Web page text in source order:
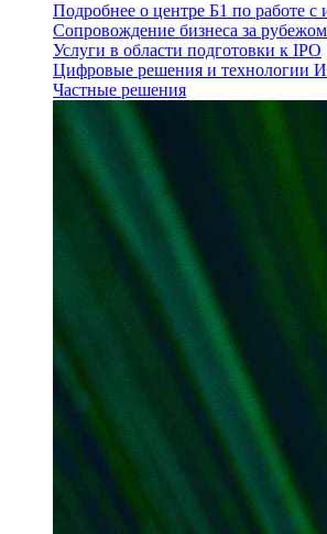
Подробнее о центре Б1 по работе
Сопровождение бизнеса за рубежом
Услуги в области подготовки к IPO
Цифровые решения и технологии
Частные решения